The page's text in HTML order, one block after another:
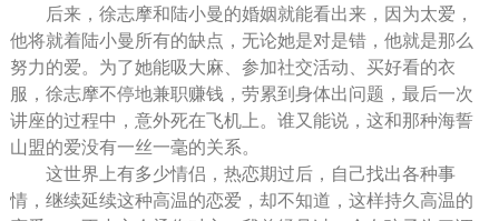
后来，徐志摩和陆小曼的婚姻就能看出来，因为太爱，
他将就着陆小曼所有的缺点，无论她是对是错，他就是那么
努力的爱。为了她能吸大麻、参加社交活动、买好看的衣
服，徐志摩不停地兼职赚钱，劳累到身体出问题，最后一次
讲座的过程中，意外死在飞机上。谁又能说，这和那种海誓
山盟的爱没有一丝一毫的关系。
这世界上有多少情侣，热恋期过后，自己找出各种事
情，继续延续这种高温的恋爱，却不知道，这样持久高温的